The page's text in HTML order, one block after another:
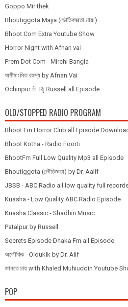
Goppo Mir thek
Bhoutiggota Maya (ভৌতিকজ্ঞতা মায়া)
Bhoot.Com Extra Youtube Show
Horror Night with Afnan vai
Prem Dot Com - Mirchi Bangla
অমীমাংসিত রহস্য by Afnan Vai
Ochinpur ft. Rj Russell all Episode
OLD/STOPPED RADIO PROGRAM
Bhoot Fm Horror Club all Episode
Bhoot Kotha - Radio Foorti
BhootFm Full Low Quality Mp3 all Episode
Bhoutiggota (ভৌতিজ্ঞতা) by Dr. Aalif
JBSB - ABC Radio all low quality full
Kuasha - Low Quality ABC Radio Episode
Kuasha Classic - Shadhin Music
Patalpur by Russell
Secrets Episode Dhaka Fm all Episode
অলৌকিক - Oloukik by Dr. Alif
জানতে চায় with Khaled Muhiuddin Youtube
POP